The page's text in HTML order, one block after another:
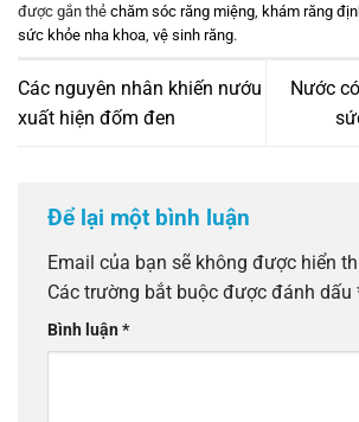
được gắn thẻ chăm sóc răng miệng, khám răng
sức khỏe nha khoa, vệ sinh răng.
Các nguyên nhân khiến nướu
xuất hiện đốm đen
Nước
Để lại một bình luận
Email của bạn sẽ không được hiển
Các trường bắt buộc được đánh dấu
Bình luận*